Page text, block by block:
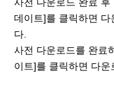
데이트]를 클릭하면 다
다.
사전 다운로드를 완료
이트]를 클릭하면 다운